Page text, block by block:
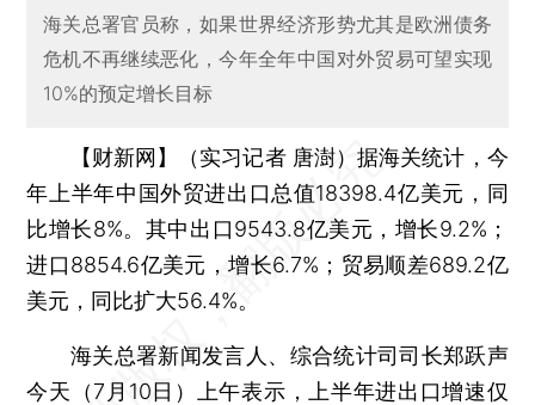
海关总署官员称，如果世界经济形势尤其是欧洲债务
危机不再继续恶化，今年全年中国对外贸易可望实现
10%的预定增长目标
【财新网】（实习记者 唐澍）据海关统计，今
年上半年中国外贸进出口总值18398.4亿美元，同
比增长8%。其中出口9543.8亿美元，增长9.2%；
进口8854.6亿美元，增长6.7%；贸易顺差689.2亿
美元，同比扩大56.4%。
海关总署新闻发言人、综合统计司司长郑跃声
今天（7月10日）上午表示，上半年进出口增速仅